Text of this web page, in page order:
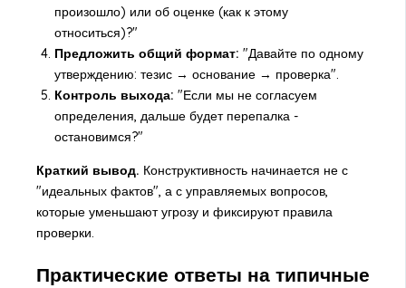
произошло) или об оценке (как к этому
относиться)?"
Предложить общий формат: "Давайте по одному
утверждению: тезис → основание → проверка".
Контроль выхода: "Если мы не согласуем
определения, дальше будет перепалка -
остановимся?"
Краткий вывод. Конструктивность начинается не с
"идеальных фактов", а с управляемых вопросов,
которые уменьшают угрозу и фиксируют правила
проверки.
Практические ответы на типичные